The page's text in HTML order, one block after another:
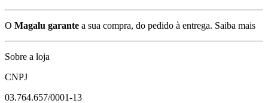
O Magalu garante a sua compra, do pedido à entrega. Saiba mais
Sobre a loja
CNPJ
03.764.657/0001-13